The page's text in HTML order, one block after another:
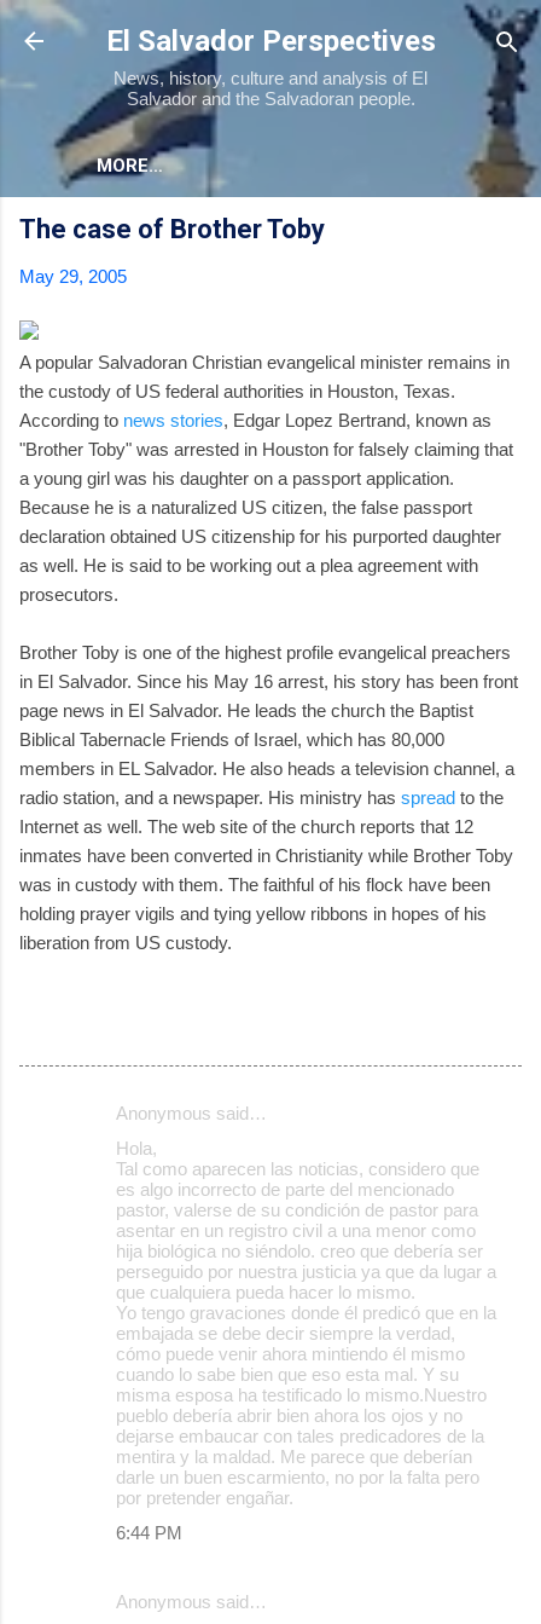
Skip to main content
El Salvador Perspectives
News, history, culture and analysis of El
Salvador and the Salvadoran people.
MORE…
The case of Brother Toby
May 29, 2005
A popular Salvadoran Christian evangelical minister remains in
the custody of US federal authorities in Houston, Texas.
According to news stories, Edgar Lopez Bertrand, known as
"Brother Toby" was arrested in Houston for falsely claiming that
a young girl was his daughter on a passport application.
Because he is a naturalized US citizen, the false passport
declaration obtained US citizenship for his purported daughter
as well. He is said to be working out a plea agreement with
prosecutors.
Brother Toby is one of the highest profile evangelical preachers
in El Salvador. Since his May 16 arrest, his story has been front
page news in El Salvador. He leads the church the Baptist
Biblical Tabernacle Friends of Israel, which has 80,000
members in EL Salvador. He also heads a television channel, a
radio station, and a newspaper. His ministry has spread to the
Internet as well. The web site of the church reports that 12
inmates have been converted in Christianity while Brother Toby
was in custody with them. The faithful of his flock have been
holding prayer vigils and tying yellow ribbons in hopes of his
liberation from US custody.
Anonymous said…
Hola,
Tal como aparecen las noticias, considero que
es algo incorrecto de parte del mencionado
pastor, valerse de su condición de pastor para
asentar en un registro civil a una menor como
hija biológica no siéndolo. creo que debería ser
perseguido por nuestra justicia ya que da lugar a
que cualquiera pueda hacer lo mismo.
Yo tengo gravaciones donde él predicó que en la
embajada se debe decir siempre la verdad,
cómo puede venir ahora mintiendo él mismo
cuando lo sabe bien que eso esta mal. Y su
misma esposa ha testificado lo mismo.Nuestro
pueblo debería abrir bien ahora los ojos y no
dejarse embaucar con tales predicadores de la
mentira y la maldad. Me parece que deberían
darle un buen escarmiento, no por la falta pero
por pretender engañar.
6:44 PM
Anonymous said…